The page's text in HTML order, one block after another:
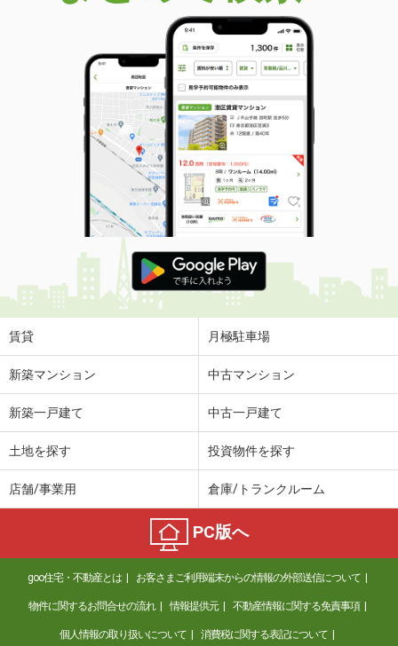
賃貸 月極駐車場
新築マンション 中古マンション
新築一戸建て 中古一戸建て
土地を探す 投資物件を探す
店舗/事業用 倉庫/トランクルーム
PC版へ
goo住宅・不動産とは お客さまご利用端末からの情報の外部送信について
物件に関するお問合せの流れ 情報提供元 不動産情報に関する免責事項
個人情報の取り扱いについて 消費税に関する表記について